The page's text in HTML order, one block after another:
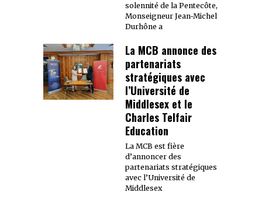
solennité de la Pentecôte,
Monseigneur Jean‑Michel
Durhône a
La MCB annonce des
partenariats
stratégiques avec
l’Université de
Middlesex et le
Charles Telfair
Education
La MCB est fière
d’annoncer des
partenariats stratégiques
avec l’Université de
Middlesex